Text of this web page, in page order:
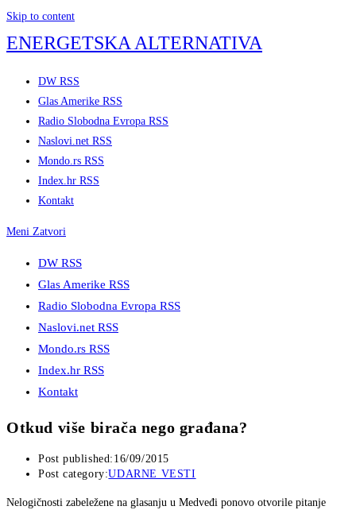
Skip to content
ENERGETSKA ALTERNATIVA
DW RSS
Glas Amerike RSS
Radio Slobodna Evropa RSS
Naslovi.net RSS
Mondo.rs RSS
Index.hr RSS
Kontakt
Meni Zatvori
DW RSS
Glas Amerike RSS
Radio Slobodna Evropa RSS
Naslovi.net RSS
Mondo.rs RSS
Index.hr RSS
Kontakt
Otkud više birača nego građana?
Post published: 16/09/2015
Post category:UDARNE VESTI
Nelogičnosti zabeležene na glasanju u Medveđi ponovo otvorile pitanje